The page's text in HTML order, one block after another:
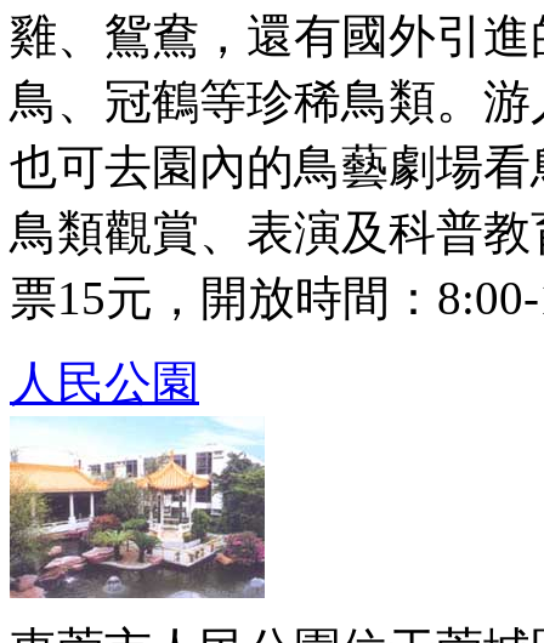
雞、鴛鴦，還有國外引
鳥、冠鶴等珍稀鳥類。
也可去園內的鳥藝劇場
鳥類觀賞、表演及科普
票15元，開放時間：
人民公園